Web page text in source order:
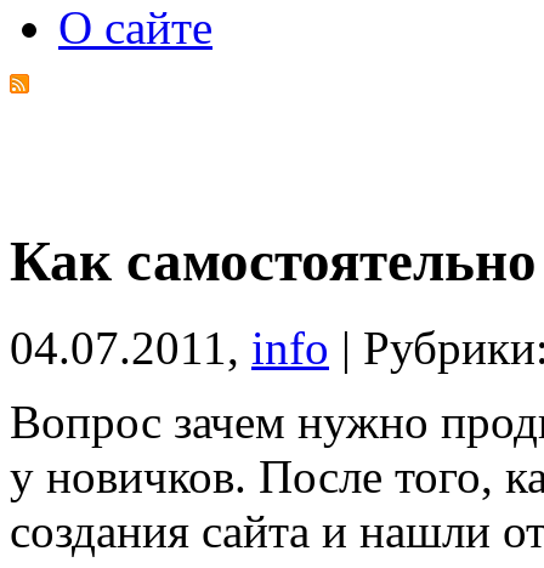
О сайте
Как
04.07.2011, info |
Вопрос зачем нужно
у новичков. После того,
создания сайта и нашли